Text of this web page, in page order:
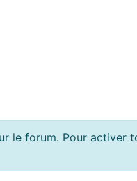
le forum. Pour activer